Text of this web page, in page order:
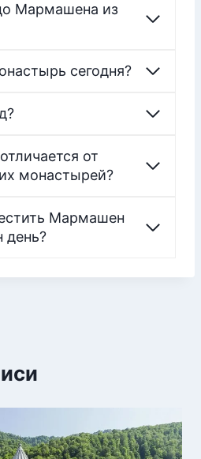
Мармашена из
сегодня?
от
монастырей?
Мармашен
день?